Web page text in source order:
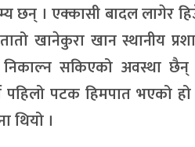
छन् । एक्कासी बादल लागेर
खानेकुरा खान स्थानीय
निकाल्न सकिएको अवस्था
पहिलो पटक हिमपात भएको
थियो ।